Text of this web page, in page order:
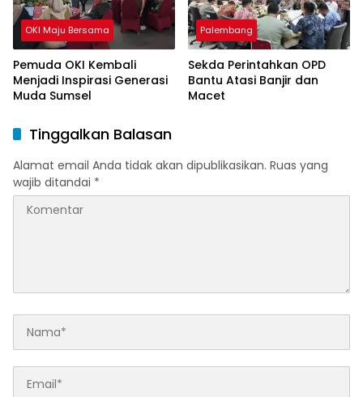
OKI Maju Bersama
Pemuda OKI Kembali
Menjadi Inspirasi Generasi
Muda Sumsel
Palembang
Sekda Perintahkan OPD
Bantu Atasi Banjir dan
Macet
Tinggalkan Balasan
Alamat email Anda tidak akan dipublikasikan. Ruas yang
wajib ditandai *